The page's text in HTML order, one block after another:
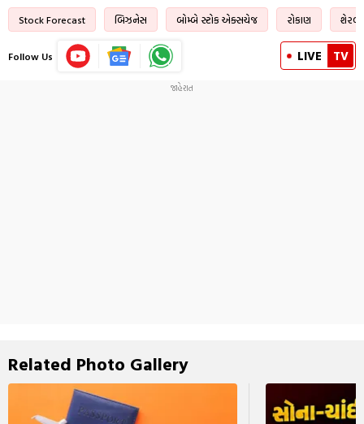
Stock Forecast બિઝનેસ બોમ્બે સ્ટોક એક્સચેજ રોકાણ
Follow Us LIVE TV
Related Photo Gallery